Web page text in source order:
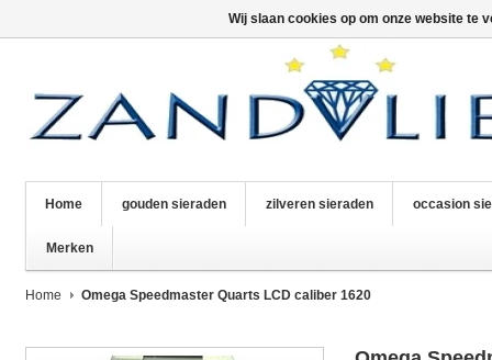
Home gouden sieraden zilveren sieraden occasion
Merken
Home Omega Speedmaster Quarts LCD caliber 1620
Wij slaan cookies op om onze website te